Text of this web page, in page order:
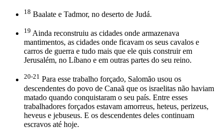
18 Baalate e Tadmor, no deserto de Judá.
19 Ainda reconstruiu as cidades onde armazenava
mantimentos, as cidades onde ficavam os seus cavalos e
carros de guerra e tudo mais que ele quis construir em
Jerusalém, no Líbano e em outras partes do seu reino.
20-21 Para esse trabalho forçado, Salomão usou os
descendentes do povo de Canaã que os israelitas não haviam
matado quando conquistaram o seu país. Entre esses
trabalhadores forçados estavam amorreus, heteus, perizeus,
heveus e jebuseus. E os descendentes deles continuam
escravos até hoje.